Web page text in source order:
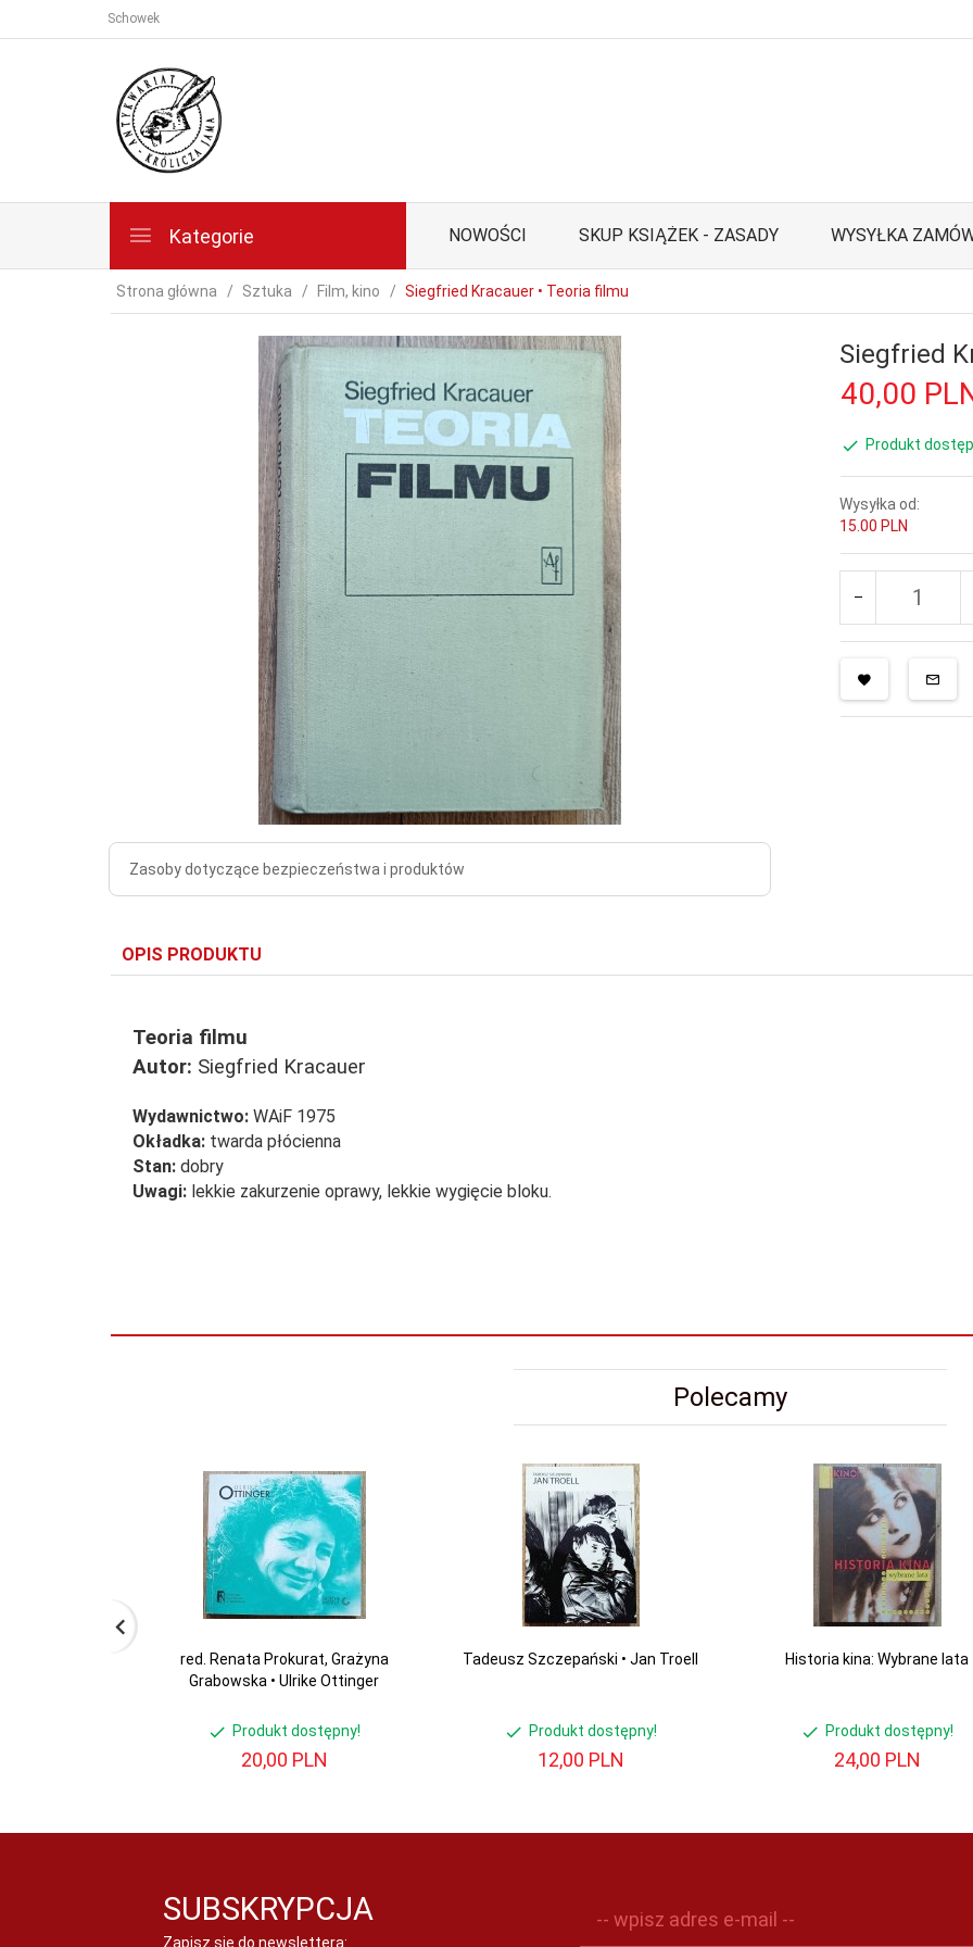
Schowek
Kategorie NOWOŚCI SKUP KSIĄŻEK - ZASADY WYSYŁKA
Strona główna Sztuka Film, kino Siegfried Kracauer • Teoria filmu
Zasoby dotyczące bezpieczeństwa i produktów
Siegfried
40,00
Produkt
Wysyłka od:
15.00 PLN
OPIS PRODUKTU
Teoria filmu
Autor: Siegfried Kracauer
Wydawnictwo: WAiF 1975
Okładka: twarda płócienna
Stan: dobry
Uwagi: lekkie zakurzenie oprawy, lekkie wygięcie bloku.
Polecamy
red. Renata Prokurat, Grażyna
Grabowska • Ulrike Ottinger
Produkt dostępny!
20,00 PLN
Tadeusz Szczepański • Jan Troell
Produkt dostępny!
12,00 PLN
Historia kina: Wybrane lata
Produkt dostępny!
24,00 PLN
SUBSKRYPCJA
Zapisz się do newslettera:
-- wpisz adres e-mail --